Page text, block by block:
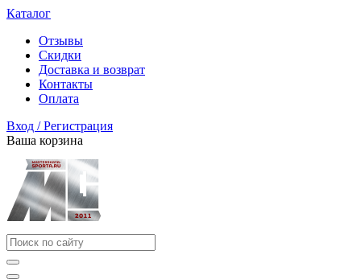
Каталог
Отзывы
Скидки
Доставка и возврат
Контакты
Оплата
Вход / Регистрация
Ваша корзина